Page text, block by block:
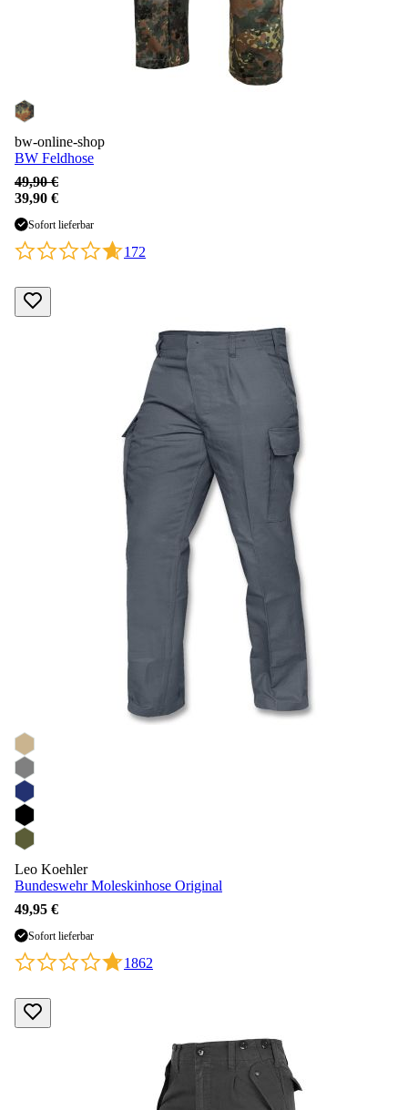
bw-online-shop
BW Feldhose
49,90 €
39,90 €
Sofort lieferbar
172
Leo Koehler
Bundeswehr Moleskinhose Original
49,95 €
Sofort lieferbar
1862